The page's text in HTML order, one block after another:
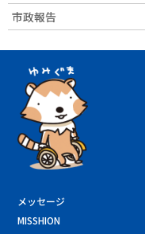
市政報告
メッセージ
MISSHION